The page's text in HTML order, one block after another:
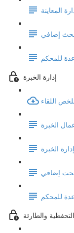
المعاينة
إضافي
للمحكم
إدارة الخبرة
اللقاء
الخبرة
الخبرة
إضافي
للمحكم
والطارئة